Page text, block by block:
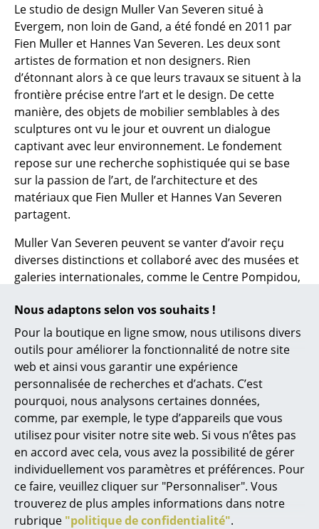
Nous adaptons selon vos souhaits !
Pour la boutique en ligne smow, nous utilisons divers
outils pour améliorer la fonctionnalité de notre site
web et ainsi vous garantir une expérience
personnalisée de recherches et d’achats. C’est
pourquoi, nous analysons certaines données,
comme, par exemple, le type d’appareils que vous
utilisez pour visiter notre site web. Si vous n’êtes pas
en accord avec cela, vous avez la possibilité de gérer
individuellement vos paramètres et préférences. Pour
ce faire, veuillez cliquer sur "Personnaliser". Vous
trouverez de plus amples informations dans notre
rubrique "politique de confidentialité".
Pièces détachées
... voir tous les rangements
Luminaires
Suspensions & Plafonniers
Lampes de table
Lampes de bureau
Lampadaires et Liseuses
Lampes de sol
Appliques murales
Luminaires d’extérieur
Lampes sans fil
... voir tous les luminaires
Lits
Lits doubles
Lits simples
Lits empilables
Lits enfants
Tables de chevet et Accessoires de lit
Le studio de design Muller Van Severen situé à
Evergem, non loin de Gand, a été fondé en 2011 par
Fien Muller et Hannes Van Severen. Les deux sont
artistes de formation et non designers. Rien
d’étonnant alors à ce que leurs travaux se situent à la
frontière précise entre l’art et le design. De cette
manière, des objets de mobilier semblables à des
sculptures ont vu le jour et ouvrent un dialogue
captivant avec leur environnement. Le fondement
repose sur une recherche sophistiquée qui se base
sur la passion de l’art, de l’architecture et des
matériaux que Fien Muller et Hannes Van Severen
partagent.
Muller Van Severen peuvent se vanter d’avoir reçu
diverses distinctions et collaboré avec des musées et
galeries internationales, comme le Centre Pompidou,
design compte parmi les plus influents et originaux
d’Europe.
Pour le fabricant danoisHay,plusieurs meubles
design ont déjà vu le jour comme par exemple la table
Two Colour et dernièrement laColour Cabinet Serie